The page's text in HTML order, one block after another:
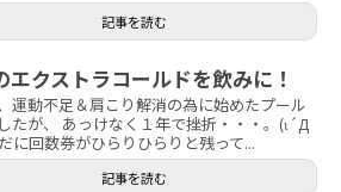
記事を読む
エクストラコールドを飲みに！
運動不足＆肩こり解消の為に始めたプール
たが、 あっけなく１年で挫折・・・。(ι´Д
に回数券がひらりひらりと残って...
記事を読む